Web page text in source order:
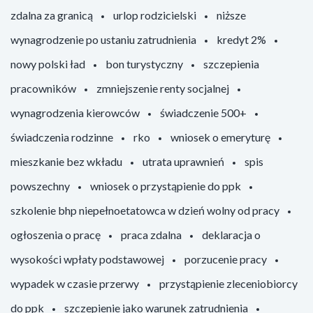
zdalna za granicą
urlop rodzicielski
niższe
wynagrodzenie po ustaniu zatrudnienia
kredyt 2%
nowy polski ład
bon turystyczny
szczepienia
pracowników
zmniejszenie renty socjalnej
wynagrodzenia kierowców
świadczenie 500+
świadczenia rodzinne
rko
wniosek o emeryturę
mieszkanie bez wkładu
utrata uprawnień
spis
powszechny
wniosek o przystąpienie do ppk
szkolenie bhp niepełnoetatowca w dzień wolny od pracy
ogłoszenia o pracę
praca zdalna
deklaracja o
wysokości wpłaty podstawowej
porzucenie pracy
wypadek w czasie przerwy
przystąpienie zleceniobiorcy
do ppk
szczepienie jako warunek zatrudnienia